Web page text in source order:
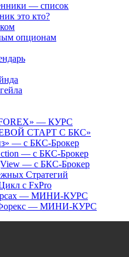
— список
это кто?
опционам
— КУРС
СТАРТ С БКС»
— с БКС-Брокер
— с БКС-Брокер
— с БКС-Брокер
Стратегий
с FxPro
— МИНИ-КУРС
Форекс — МИНИ-КУРС